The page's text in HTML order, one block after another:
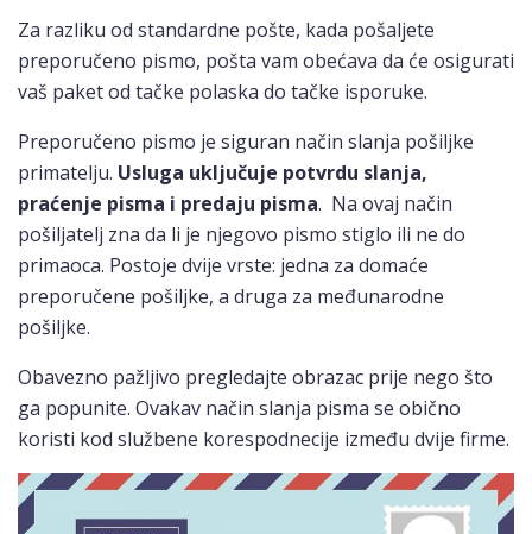
Za razliku od standardne pošte, kada pošaljete
preporučeno pismo, pošta vam obećava da će osigurati
vaš paket od tačke polaska do tačke isporuke.
Preporučeno pismo je siguran način slanja pošiljke
primatelju. Usluga uključuje potvrdu slanja,
praćenje pisma i predaju pisma. Na ovaj način
pošiljatelj zna da li je njegovo pismo stiglo ili ne do
primaoca. Postoje dvije vrste: jedna za domaće
preporučene pošiljke, a druga za međunarodne
pošiljke.
Obavezno pažljivo pregledajte obrazac prije nego što
ga popunite. Ovakav način slanja pisma se obično
koristi kod službene korespodnecije između dvije firme.